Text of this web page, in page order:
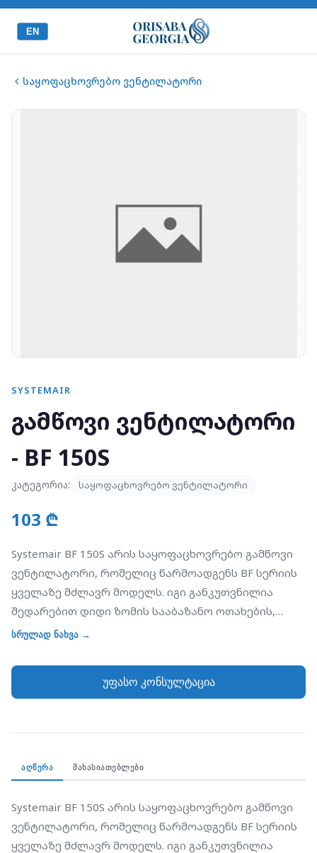
EN
საყოფაცხოვრებო ვენტილატორი
SYSTEMAIR
გამწოვი ვენტილატორი
- BF 150S
კატეგორია: საყოფაცხოვრებო ვენტილატორი
103 ₾
Systemair BF 150S არის საყოფაცხოვრებო გამწოვი
ვენტილატორი, რომელიც წარმოადგენს BF სერიის
ყველაზე მძლავრ მოდელს. იგი განკუთვნილია
შედარებით დიდი ზომის სააბაზანო ოთახების,
სამზარეულოებისა და სათავსების
ვერსია, რომელიც იმართება გარე ჩამრთველით.
150 მმ-იანი დიამეტრი საშუალებას აძლევს
რომელიც იცავს შენობას გარედან ჰაერის ნაკადის
თვითნებური შემოდინებისგან. მისი კორპუსი
დამზადებულია თეთრი ABS პლასტმასისგან, რაც
უზრუნველყოფს მის გამძლეობას და მარტივ
მოვლას.
სრულად ნახვა →
უფასო კონსულტაცია
ᲐᲦᲬᲔᲠᲐ ᲛᲐᲮᲐᲡᲘᲐᲗᲔᲑᲚᲔᲑᲘ
Systemair BF 150S არის საყოფაცხოვრებო გამწოვი
ვენტილატორი, რომელიც წარმოადგენს BF სერიის
ყველაზე მძლავრ მოდელს. იგი განკუთვნილია